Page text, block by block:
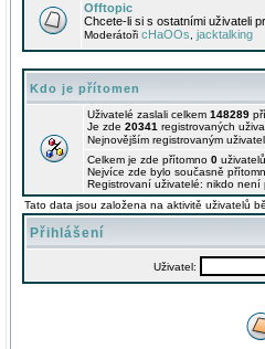
Offtopic
Chcete-li si s ostatními uživateli
Moderátoři cHaOOs jacktalking
Kdo je přítomen
Uživatelé zaslali celkem 148289
Je zde 20341 registrovaných
Nejnovějším registrovaným
Celkem je zde přítomno 0
Nejvíce zde bylo současně
Registrovaní uživatelé: nikdo není
Tato data jsou založena na aktivitě uživatelů
Přihlášení
Uživatel: